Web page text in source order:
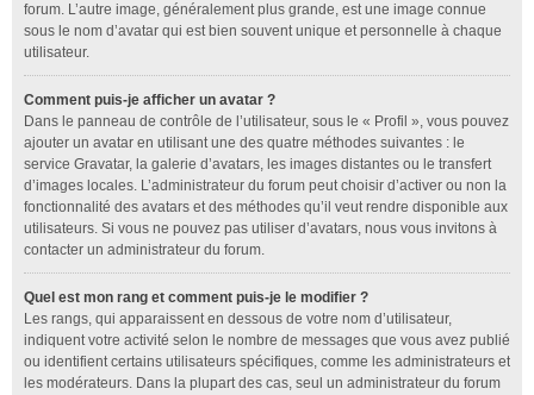
forum. L’autre image, généralement plus grande, est une image connue
sous le nom d’avatar qui est bien souvent unique et personnelle à chaque
utilisateur.
Comment puis-je afficher un avatar ?
Dans le panneau de contrôle de l’utilisateur, sous le « Profil », vous pouvez
ajouter un avatar en utilisant une des quatre méthodes suivantes : le
service Gravatar, la galerie d’avatars, les images distantes ou le transfert
d’images locales. L’administrateur du forum peut choisir d’activer ou non la
fonctionnalité des avatars et des méthodes qu’il veut rendre disponible aux
utilisateurs. Si vous ne pouvez pas utiliser d’avatars, nous vous invitons à
contacter un administrateur du forum.
Quel est mon rang et comment puis-je le modifier ?
Les rangs, qui apparaissent en dessous de votre nom d’utilisateur,
indiquent votre activité selon le nombre de messages que vous avez publié
ou identifient certains utilisateurs spécifiques, comme les administrateurs et
les modérateurs. Dans la plupart des cas, seul un administrateur du forum